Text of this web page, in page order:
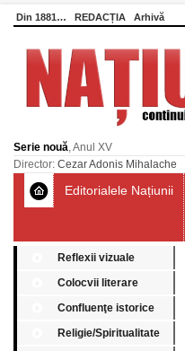
Din 1881… REDACȚIA Arhivă
Serie nouă, Anul XV
Director: Cezar Adonis Mihalache
Editorialele Națiunii
Reflexii vizuale
Colocvii literare
Confluenţe istorice
Religie/Spiritualitate